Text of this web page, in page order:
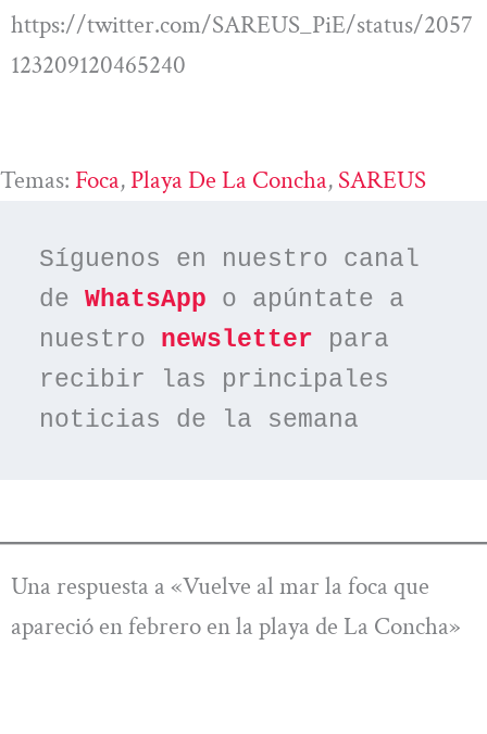
https://twitter.com/SAREUS_PiE/status/2057
123209120465240
Temas: Foca, Playa De La Concha, SAREUS
Síguenos en nuestro canal
de WhatsApp o apúntate a
nuestro newsletter para
recibir las principales
noticias de la semana
Una respuesta a «Vuelve al mar la foca que
apareció en febrero en la playa de La Concha»